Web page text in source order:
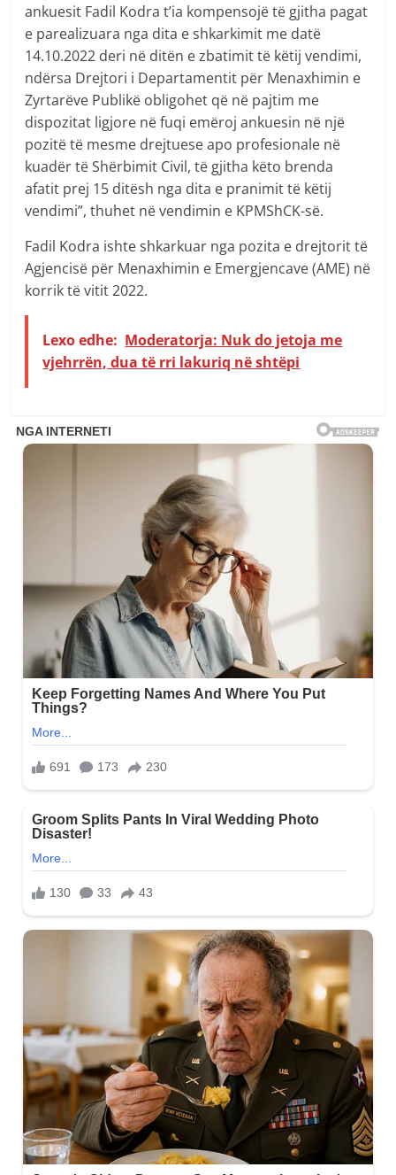
ankuesit Fadil Kodra t’ia kompensojë të gjitha pagat
e parealizuara nga dita e shkarkimit me datë
14.10.2022 deri në ditën e zbatimit të këtij vendimi,
ndërsa Drejtori i Departamentit për Menaxhimin e
Zyrtarëve Publikë obligohet që në pajtim me
dispozitat ligjore në fuqi emëroj ankuesin në një
pozitë të mesme drejtuese apo profesionale në
kuadër të Shërbimit Civil, të gjitha këto brenda
afatit prej 15 ditësh nga dita e pranimit të këtij
vendimi”, thuhet në vendimin e KPMShCK-së.
Fadil Kodra ishte shkarkuar nga pozita e drejtorit të
Agjencisë për Menaxhimin e Emergjencave (AME) në
korrik të vitit 2022.
Lexo edhe: Moderatorja: Nuk do jetoja me
vjehrrën, dua të rri lakuriq në shtëpi